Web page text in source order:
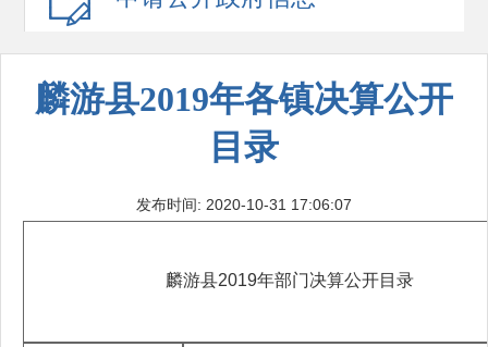
麟游县2019年各镇决算公开
目录
发布时间: 2020-10-31 17:06:07
麟游县2019年部门决算公开目录